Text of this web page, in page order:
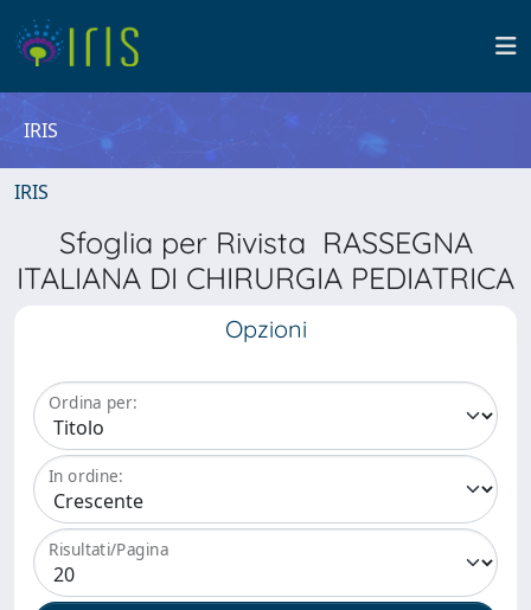
IRIS
IRIS
Sfoglia per Rivista RASSEGNA
ITALIANA DI CHIRURGIA PEDIATRICA
Opzioni
Ordina per:
In ordine:
Risultati/Pagina